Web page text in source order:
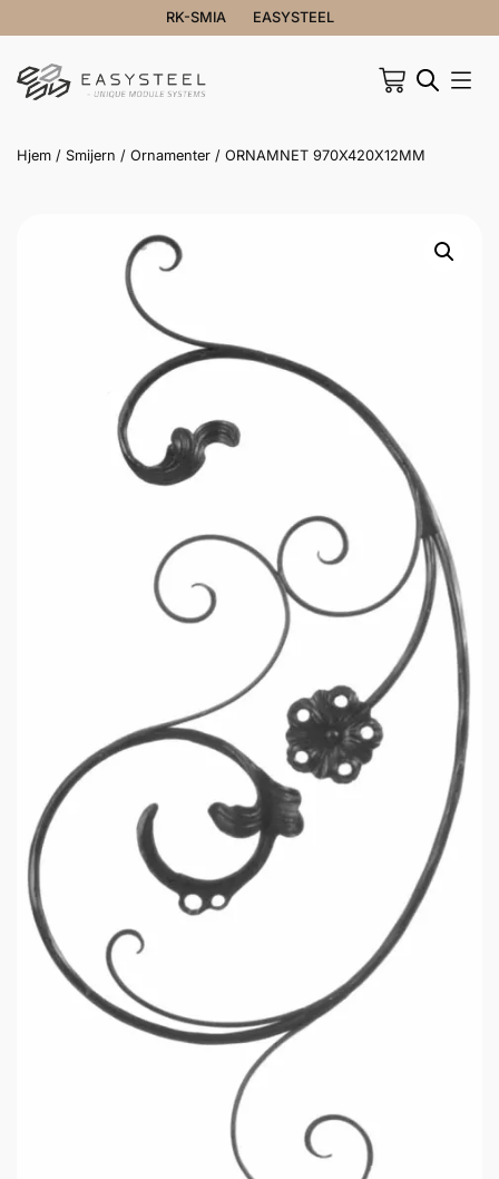
RK-SMIA EASYSTEEL
Hjem / Smijern / Ornamenter / ORNAMNET 970X420X12MM